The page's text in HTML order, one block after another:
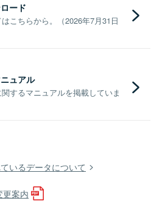
ード
こちらから。（2026年7月31日
ュアル
するマニュアルを掲載していま
いるデータについて
案内